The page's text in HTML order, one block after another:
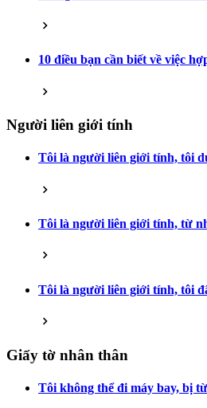
10 điều bạn cần biết về việc
Người liên giới tính
Tôi là người liên giới tính, tôi
Tôi là người liên giới tính, từ
Tôi là người liên giới tính, tôi
Giấy tờ nhân thân
Tôi không thể đi máy bay, bị